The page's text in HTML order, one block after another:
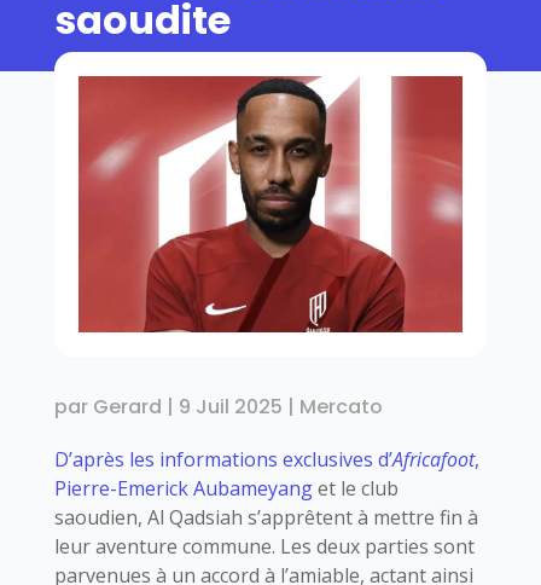
saoudite
par Gerard | 9 Juil 2025 | Mercato
D’après les informations exclusives d’Africafoot,
Pierre-Emerick Aubameyanget le club
saoudien, Al Qadsiah s’apprêtent à mettre fin à
leur aventure commune. Les deux parties sont
parvenues à un accord à l’amiable, actant ainsi